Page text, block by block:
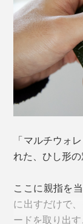
キャッシュ
『EXENTRI』
た。
「マルチウォ
れた、ひし形の
ここに親指を
に出すだけで
ードを取り出